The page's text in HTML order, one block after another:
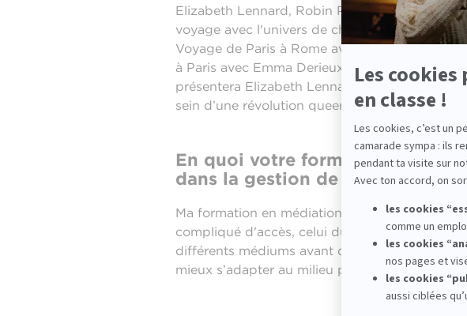
Elizabeth Lennard, Robin Plus et Adrien van
voyage avec l'univers de chaque artiste. Il y a
Voyage de Paris à Rome avec Adrien van
à Paris avec Emma Derieux qui trace un
présentera Elizabeth Lennard, son parcours à
sein d’une révolution queer.
En quoi votre formation à
dans la gestion de votre galerie
Ma formation en médiation culturelle à
compliqué d'accès, celui du marché de l’art.
différents médiums avant de se spécialiser
mieux s’adapter au milieu professionnel.